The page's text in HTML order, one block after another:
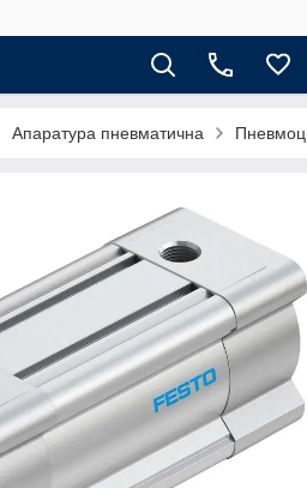
Апаратура пневматична